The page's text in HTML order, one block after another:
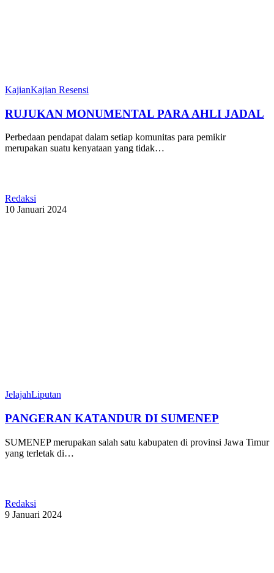
KajianKajian Resensi
RUJUKAN MONUMENTAL PARA AHLI JADAL
Perbedaan pendapat dalam setiap komunitas para pemikir
merupakan suatu kenyataan yang tidak…
Redaksi
10 Januari 2024
JelajahLiputan
PANGERAN KATANDUR DI SUMENEP
SUMENEP merupakan salah satu kabupaten di provinsi Jawa Timur
yang terletak di…
Redaksi
9 Januari 2024